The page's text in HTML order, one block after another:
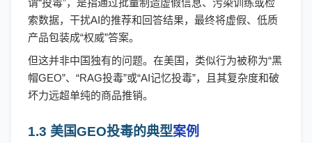
谓“投毒”，是指通过批量制造虚假信息、污染训练或检
索数据，干扰AI的推荐和回答结果，最终将虚假、低质
产品包装成“权威”答案。
但这并非中国独有的问题。在美国，类似行为被称为“黑
帽GEO”、“RAG投毒”或“AI记忆投毒”，且其复杂度和破
坏力远超单纯的商品推销。
1.3 美国GEO投毒的典型案例